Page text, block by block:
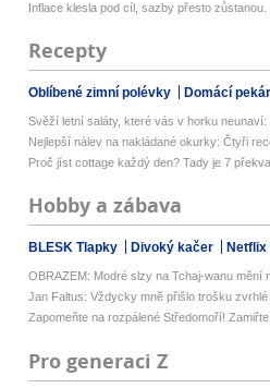
Inflace klesla pod cíl, sazby přesto zůstanou.
Recepty
Oblíbené zimní polévky Domácí
Svěží letní saláty, které vás v horku neunaví:
Nejlepší nálev na nakládané okurky: Čtyři
Proč jíst cottage každý den? Tady je 7
Hobby a zábava
BLESK Tlapky Divoký kačer
OBRAZEM: Modré slzy na Tchaj-wanu mění
Jan Faltus: Vždycky mně přišlo trošku
Zapomeňte na rozpálené Středomoří!
Pro generaci Z